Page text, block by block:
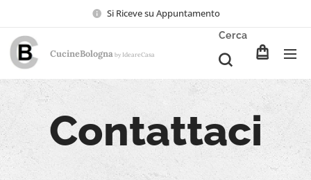
Si Riceve su Appuntamento
CucineBologna by IdeareCasa
Cerca
Contattaci